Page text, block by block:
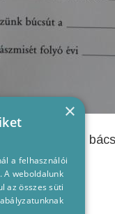
békében Pali
×
a felhasználói
A weboldalunk
az összes süti